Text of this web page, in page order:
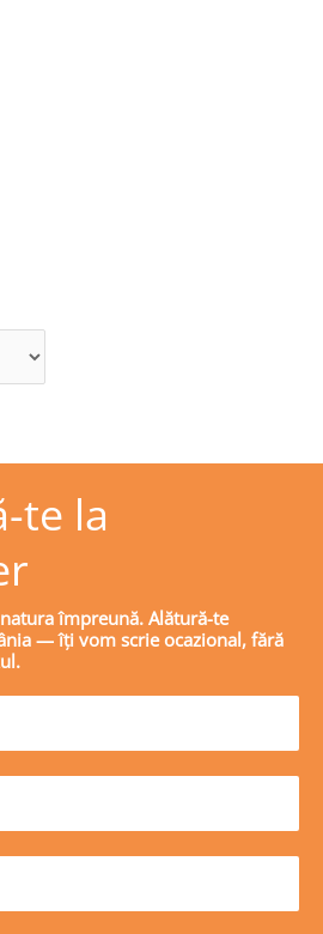
te la
împreună. Alătură-te
— îți vom scrie ocazional, fără